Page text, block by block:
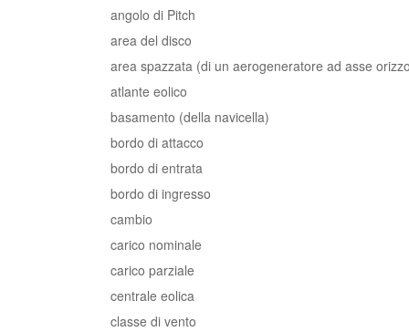
angolo di Pitch
area del disco
area spazzata (di un aerogeneratore ad asse
atlante eolico
basamento (della navicella)
bordo di attacco
bordo di entrata
bordo di ingresso
cambio
carico nominale
carico parziale
centrale eolica
classe di vento